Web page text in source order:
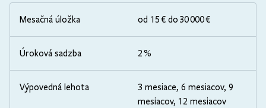
Mesačná úložka od 15 € do 30 000 €
Úroková sadzba 2 %
Výpovedná lehota
3 mesiace, 6 mesiacov, 9
mesiacov, 12 mesiacov